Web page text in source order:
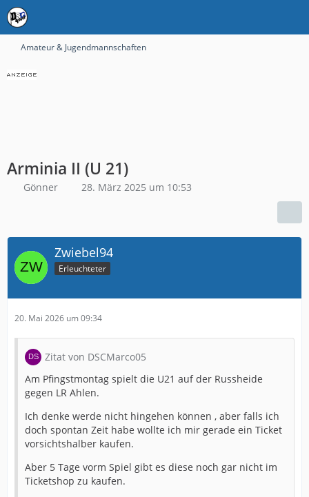
Amateur & Jugendmannschaften
Arminia II (U 21)
Gönner 28. März 2025 um 10:53
Zwiebel94
Erleuchteter
20. Mai 2026 um 09:34
Zitat von DSCMarco05
Am Pfingstmontag spielt die U21 auf der Russheide
gegen LR Ahlen.
Ich denke werde nicht hingehen können , aber falls ich
doch spontan Zeit habe wollte ich mir gerade ein Ticket
vorsichtshalber kaufen.
Aber 5 Tage vorm Spiel gibt es diese noch gar nicht im
Ticketshop zu kaufen.